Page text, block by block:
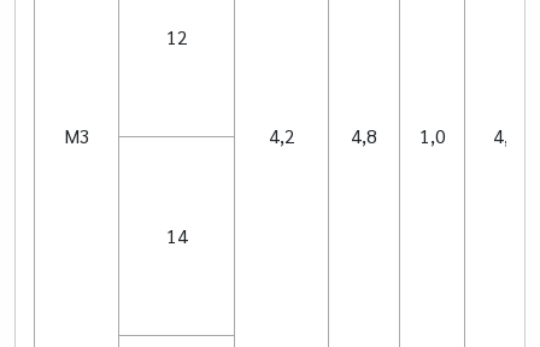
M3 4,2 4,8 1,0 4,22
12
14